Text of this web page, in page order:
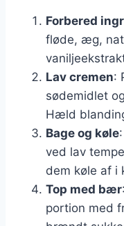
Forbered
fløde, æg,
Lav cremen:
sødemidlet
Hæld
Bage og køle
ved lav
dem køle af i
Top med bær
portion med